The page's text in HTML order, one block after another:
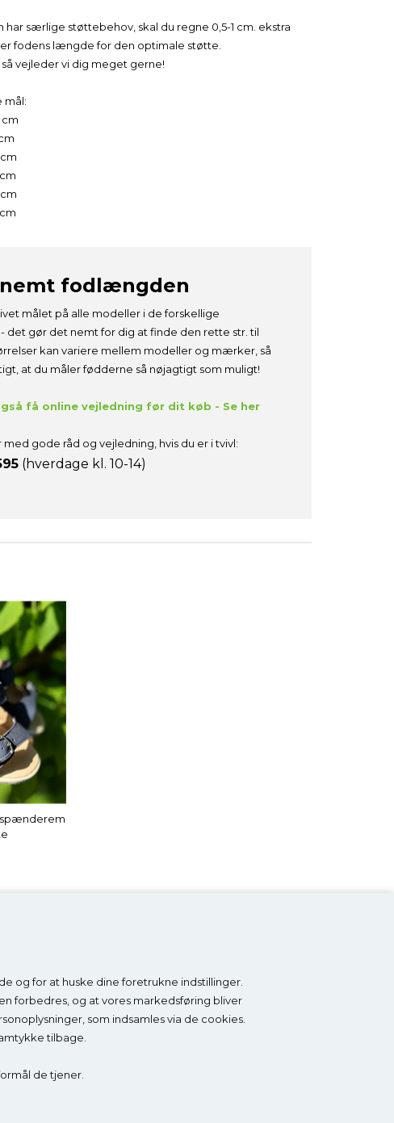
og for at huske dine foretrukne indstillinger.
forbedres, og at vores markedsføring bliver
som indsamles via de cookies.
tilbage.
de tjener.
har særlige støttebehov, skal du regne 0,5-1 cm. ekstra
fodens længde for den optimale støtte.
så vejleder vi dig meget gerne!
mål:
cm
cm
cm
fodlængden
målet på alle modeller i de forskellige
det gør det nemt for dig at finde den rette str. til
kan variere mellem modeller og mærker, så
at du måler fødderne så nøjagtigt som muligt!
få online vejledning før dit køb - Se her
med gode råd og vejledning, hvis du er i tvivl:
(hverdage kl. 10-14)
spænderem
Tilmeld nyhedsbrev
2